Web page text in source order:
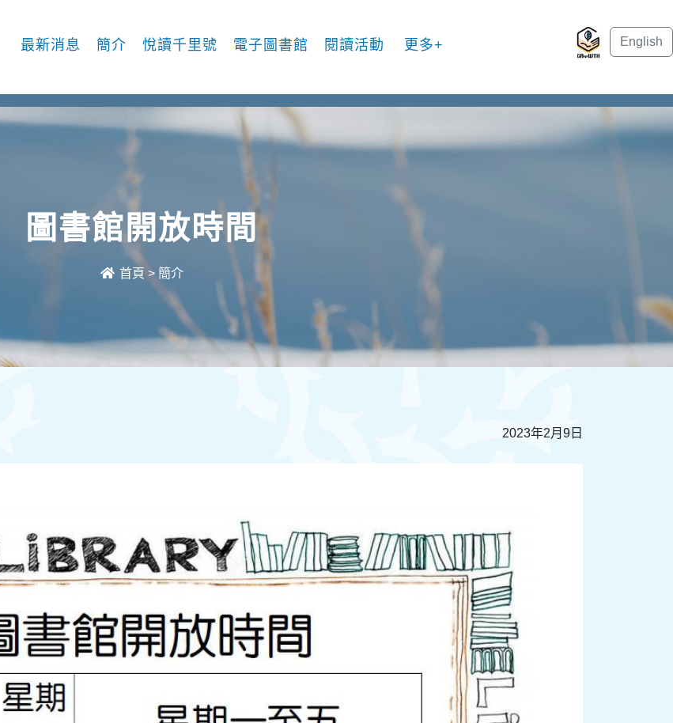
最新消息 簡介 悅讀千里號 電子圖書館 閱讀活動 更多+ English
圖書館開放時間
首頁 > 簡介
2023年2月9日